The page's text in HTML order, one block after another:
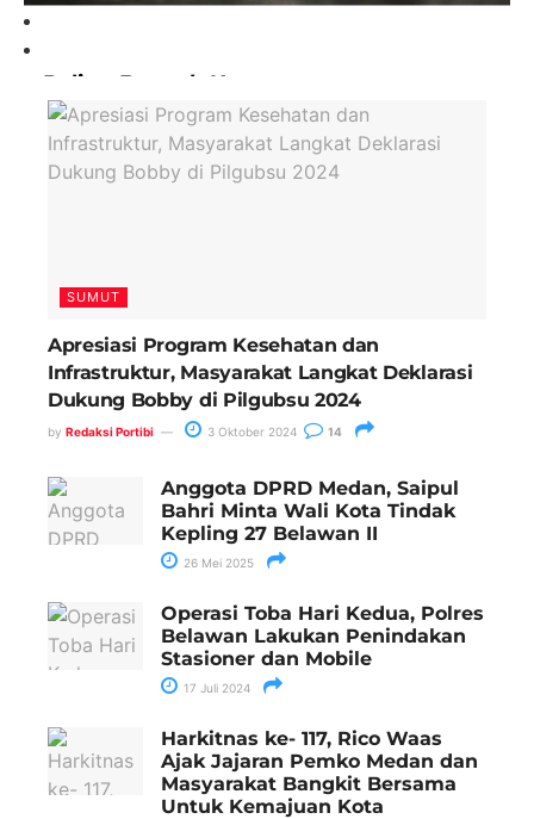
Paling Banyak Komentar
SUMUT
Apresiasi Program Kesehatan dan
Infrastruktur, Masyarakat Langkat Deklarasi
Dukung Bobby di Pilgubsu 2024
by Redaksi Portibi 3 Oktober 2024 14
Anggota DPRD Medan, Saipul
Bahri Minta Wali Kota Tindak
Kepling 27 Belawan II
26 Mei 2025
Operasi Toba Hari Kedua, Polres
Belawan Lakukan Penindakan
Stasioner dan Mobile
17 Juli 2024
Harkitnas ke- 117, Rico Waas
Ajak Jajaran Pemko Medan dan
Masyarakat Bangkit Bersama
Untuk Kemajuan Kota